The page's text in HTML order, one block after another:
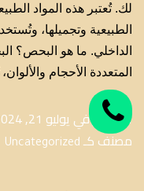
لك. تُعتبر هذه المواد
الطبيعية وتجميلها،
الداخلي. ما هو البحص؟
المتعددة الأحجام
تم النشر في يوليو 21, 2024
مصنف كـ Uncategorized